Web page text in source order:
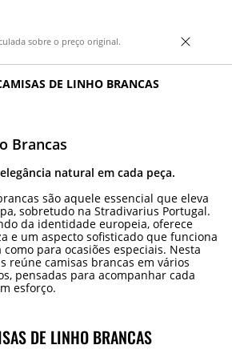
sobre o preço original.
DE LINHO BRANCAS
Brancas
natural em cada peça.
são aquele essencial que eleva
sobretudo na Stradivarius Portugal.
da identidade europeia, oferece
e um aspecto sofisticado que funciona
para ocasiões especiais. Nesta
reúne camisas brancas em vários
pensadas para acompanhar cada
esforço.
DE LINHO BRANCAS